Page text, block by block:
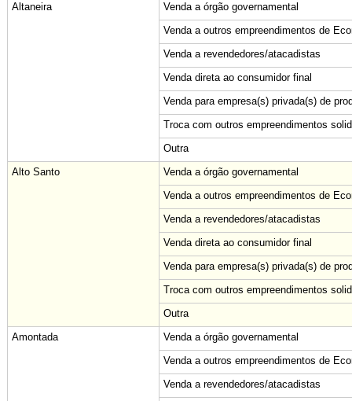
Altaneira
Venda a órgão governamental
Venda a outros empreendimentos de
Venda a revendedores/atacadistas
Venda direta ao consumidor final
Venda para empresa(s) privada(s) de
Troca com outros empreendimentos
Outra
Alto Santo
Venda a órgão governamental
Venda a outros empreendimentos de
Venda a revendedores/atacadistas
Venda direta ao consumidor final
Venda para empresa(s) privada(s) de
Troca com outros empreendimentos
Outra
Amontada
Venda a órgão governamental
Venda a outros empreendimentos de
Venda a revendedores/atacadistas